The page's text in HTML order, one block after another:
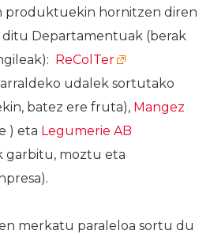
produktuekin hornitzen diren
ditu Departamentuak (berak
ReColTer
udalek sortutako
batez ere fruta), Mangez
) eta Legumerie AB
garbitu, moztu eta
merkatu paraleloa sortu du